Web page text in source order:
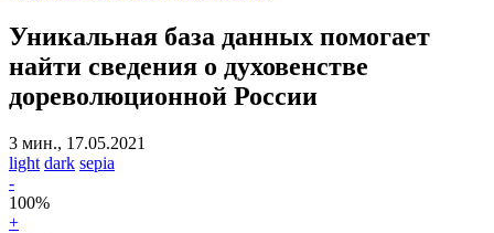
Уникальная база данных помогает
найти сведения о духовенстве
дореволюционной России
3 мин., 17.05.2021
light dark sepia
-
100%
+